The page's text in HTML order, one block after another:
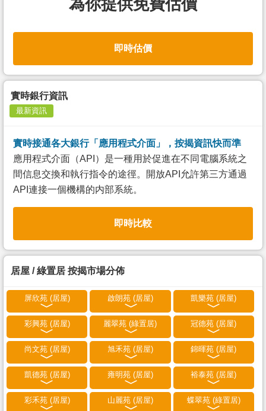
為你提供免費估價
即時估價
實時銀行資訊
最新資訊
實時接通各大銀行「應用程式介面」，按揭資訊快而準
應用程式介面（API）是一種用於促進在不同電腦系統之
間信息交換和執行指令的途徑。開放API允許第三方通過
API連接一個機構的内部系統。
即時比較
居屋 / 綠置居 按揭市場分佈
屏欣苑 (居屋) 啟朗苑 (居屋) 凱樂苑 (居屋)
彩興苑 (居屋) 麗翠苑 (綠置居) 冠德苑 (居屋)
尚文苑 (居屋) 旭禾苑 (居屋) 錦暉苑 (居屋)
凱德苑 (居屋) 雍明苑 (居屋) 裕泰苑 (居屋)
彩禾苑 (居屋) 山麗苑 (居屋) 蝶翠苑 (綠置居)